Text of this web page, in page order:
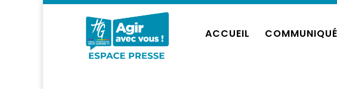
ACCUEIL